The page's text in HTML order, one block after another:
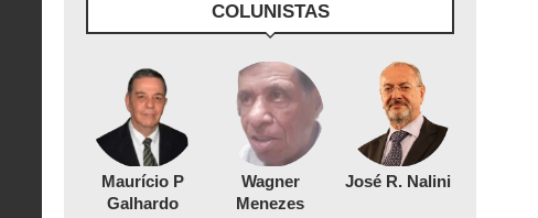
COLUNISTAS
Maurício P
Galhardo
Wagner
Menezes
José R. Nalini